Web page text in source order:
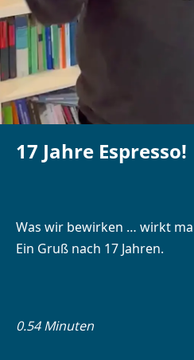
17 Jahre Espresso!
Was wir bewirken … wirkt
Ein Gruß nach 17 Jahren.
0.54 Minuten